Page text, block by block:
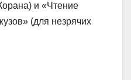
и «Чтение
(для незрячих